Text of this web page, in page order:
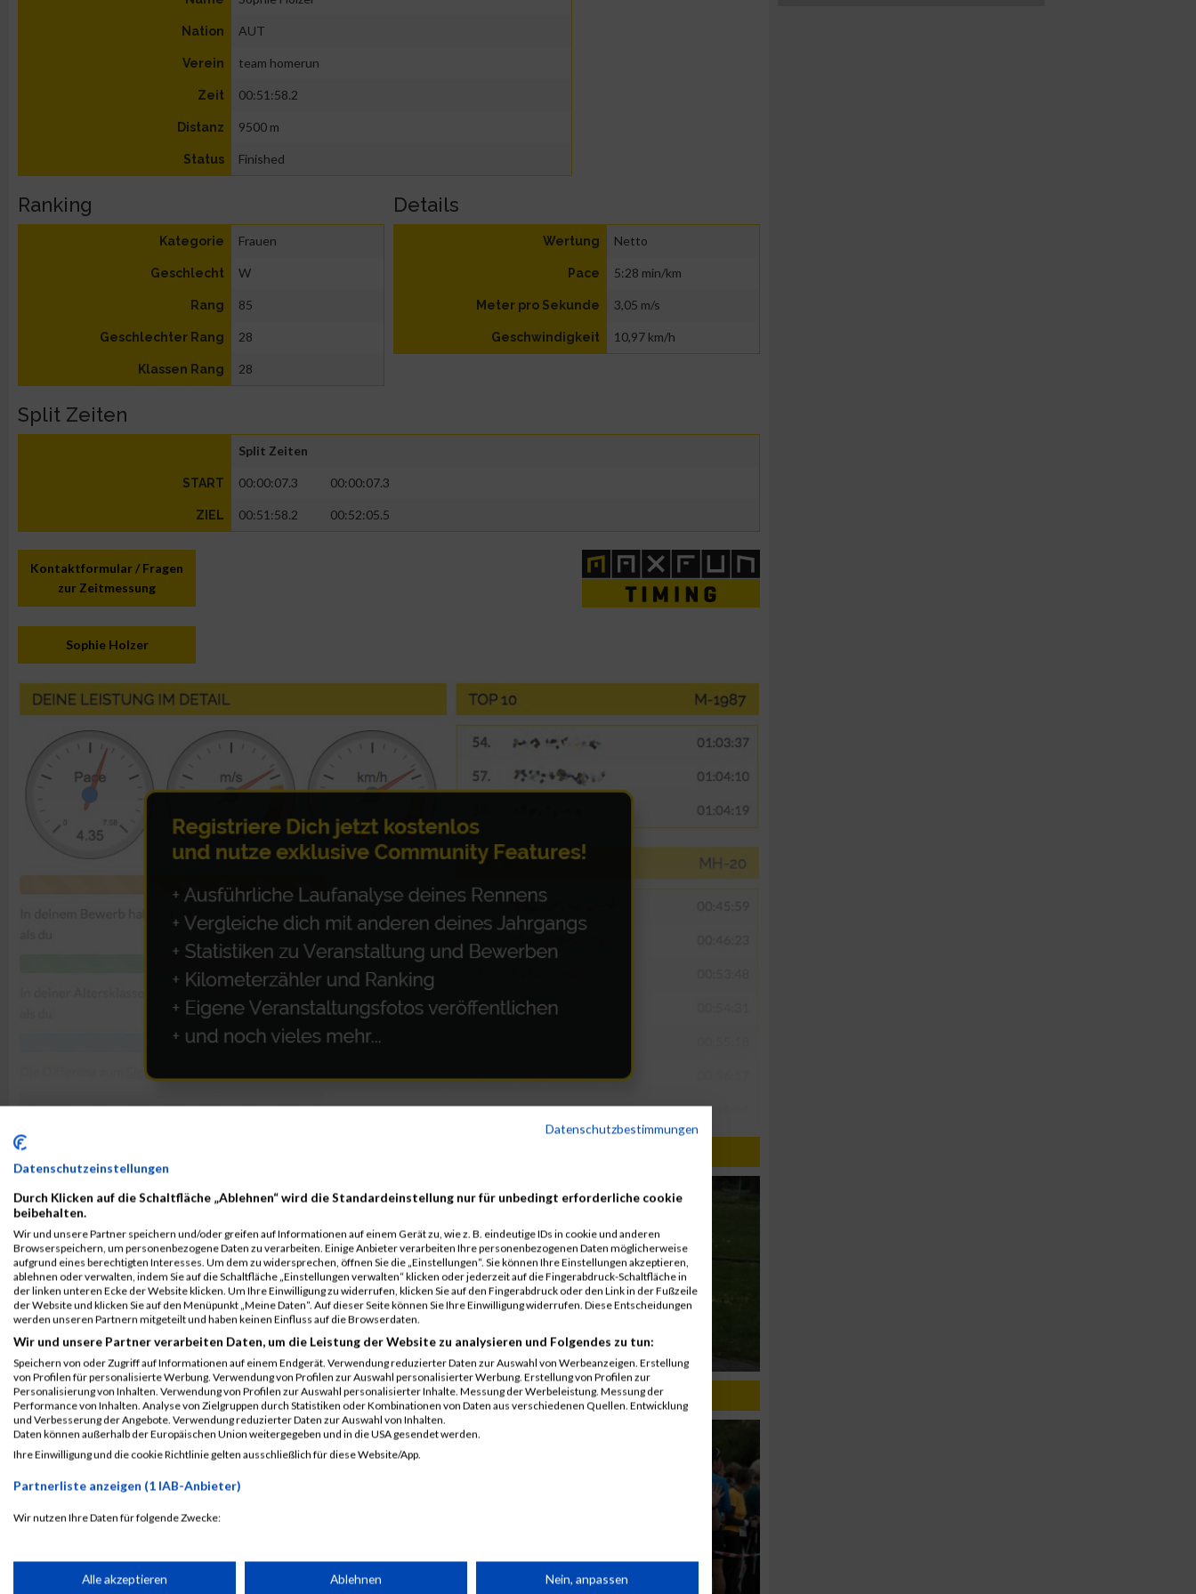
Nation AUT
Verein team homerun
Zeit 00:51:58.2
Distanz 9500 m
Status Finished
Ranking
Kategorie Frauen
Geschlecht W
Rang 85
Geschlechter Rang 28
Klassen Rang 28
Details
Wertung Netto
Pace 5:28 min/km
Meter pro Sekunde 3,05 m/s
Geschwindigkeit 10,97 km/h
Split Zeiten
Split Zeiten
START 00:00:07.3 00:00:07.3
ZIEL 00:51:58.2 00:52:05.5
Kontaktformular / Fragen
zur Zeitmessung
Sophie Holzer
ALBUM HERZLAUF / 03.05.2016
Datenschutzbestimmungen
Datenschutzeinstellungen
Durch Klicken auf die Schaltfläche „Ablehnen“ wird die Standardeinstellung nur für unbedingt erforderliche cookie
beibehalten.
Wir und unsere Partner speichern und/oder greifen auf Informationen auf einem Gerät zu, wie z. B. eindeutige IDs in cookie und anderen
Browserspeichern, um personenbezogene Daten zu verarbeiten. Einige Anbieter verarbeiten Ihre personenbezogenen Daten möglicherweise
aufgrund eines berechtigten Interesses. Um dem zu widersprechen, öffnen Sie die „Einstellungen“. Sie können Ihre Einstellungen akzeptieren,
ablehnen oder verwalten, indem Sie auf die Schaltfläche „Einstellungen verwalten“ klicken oder jederzeit auf die Fingerabdruck-Schaltfläche in
der linken unteren Ecke der Website klicken. Um Ihre Einwilligung zu widerrufen, klicken Sie auf den Fingerabdruck oder den Link in der Fußzeile
der Website und klicken Sie auf den Menüpunkt „Meine Daten“. Auf dieser Seite können Sie Ihre Einwilligung widerrufen. Diese Entscheidungen
werden unseren Partnern mitgeteilt und haben keinen Einfluss auf die Browserdaten.
Wir und unsere Partner verarbeiten Daten, um die Leistung der Website zu analysieren und Folgendes zu tun:
Speichern von oder Zugriff auf Informationen auf einem Endgerät. Verwendung reduzierter Daten zur Auswahl von Werbeanzeigen. Erstellung
von Profilen für personalisierte Werbung. Verwendung von Profilen zur Auswahl personalisierter Werbung. Erstellung von Profilen zur
Personalisierung von Inhalten. Verwendung von Profilen zur Auswahl personalisierter Inhalte. Messung der Werbeleistung. Messung der
Performance von Inhalten. Analyse von Zielgruppen durch Statistiken oder Kombinationen von Daten aus verschiedenen Quellen. Entwicklung
und Verbesserung der Angebote. Verwendung reduzierter Daten zur Auswahl von Inhalten.
Daten können außerhalb der Europäischen Union weitergegeben und in die USA gesendet werden.
Ihre Einwilligung und die cookie Richtlinie gelten ausschließlich für diese Website/App.
Partnerliste anzeigen (1 IAB-Anbieter)
Wir nutzen Ihre Daten für folgende Zwecke:
Speichern von oder Zugriff auf Informationen auf einem Endgerät
Alle akzeptieren Ablehnen Nein, anpassen